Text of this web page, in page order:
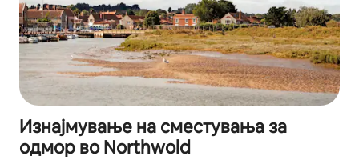
Изнајмување на сместувања за
одмор во Northwold